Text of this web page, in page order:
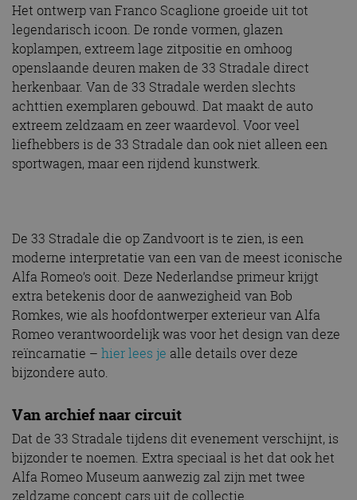
Het ontwerp van Franco Scaglione groeide uit tot
legendarisch icoon. De ronde vormen, glazen
koplampen, extreem lage zitpositie en omhoog
openslaande deuren maken de 33 Stradale direct
herkenbaar. Van de 33 Stradale werden slechts
achttien exemplaren gebouwd. Dat maakt de auto
extreem zeldzaam en zeer waardevol. Voor veel
liefhebbers is de 33 Stradale dan ook niet alleen een
sportwagen, maar een rijdend kunstwerk.
De 33 Stradale die op Zandvoort is te zien, is een
moderne interpretatie van een van de meest iconische
Alfa Romeo’s ooit. Deze Nederlandse primeur krijgt
extra betekenis door de aanwezigheid van Bob
Romkes, wie als hoofdontwerper exterieur van Alfa
Romeo verantwoordelijk was voor het design van deze
reïncarnatie – hier lees je alle details over deze
bijzondere auto.
Van archief naar circuit
Dat de 33 Stradale tijdens dit evenement verschijnt, is
bijzonder te noemen. Extra speciaal is het dat ook het
Alfa Romeo Museum aanwezig zal zijn met twee
zeldzame concept cars uit de collectie.